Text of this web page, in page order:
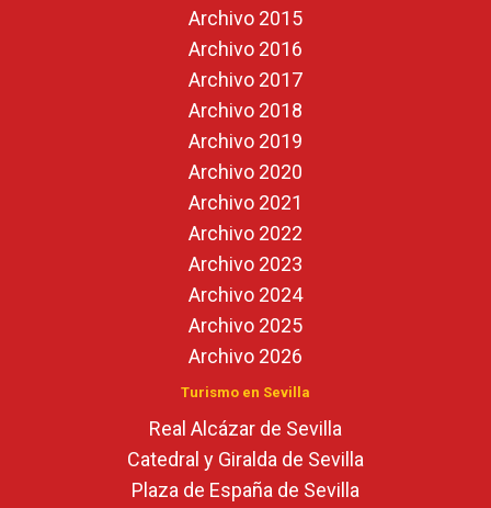
Archivo 2015
Archivo 2016
Archivo 2017
Archivo 2018
Archivo 2019
Archivo 2020
Archivo 2021
Archivo 2022
Archivo 2023
Archivo 2024
Archivo 2025
Archivo 2026
Turismo en Sevilla
Real Alcázar de Sevilla
Catedral y Giralda de Sevilla
Plaza de España de Sevilla